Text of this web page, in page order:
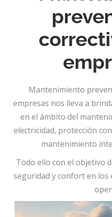
Mantenimiento
empresas nos lleva a
en el ámbito del
electricidad, protección
mantenimiento
Todo ello con el objetivo
seguridad y confort en los